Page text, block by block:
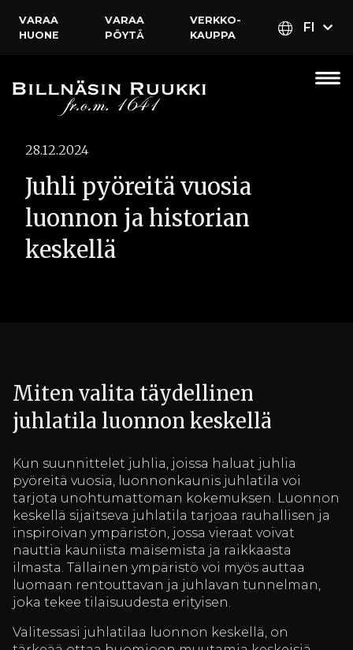
VARAA
HUONE
VARAA
PÖYTÄ
VERKKO­
KAUPPA
FI
28.12.2024
Juhli pyöreitä vuosia
luonnon ja historian
keskellä
Miten valita täydellinen
juhlatila luonnon keskellä
Kun suunnittelet juhlia, joissa haluat juhlia
pyöreitä vuosia, luonnonkaunis juhlatila voi
tarjota unohtumattoman kokemuksen. Luonnon
keskellä sijaitseva juhlatila tarjoaa rauhallisen ja
inspiroivan ympäristön, jossa vieraat voivat
nauttia kauniista maisemista ja raikkaasta
ilmasta. Tällainen ympäristö voi myös auttaa
luomaan rentouttavan ja juhlavan tunnelman,
joka tekee tilaisuudesta erityisen.
Valitessasi juhlatilaa luonnon keskellä, on